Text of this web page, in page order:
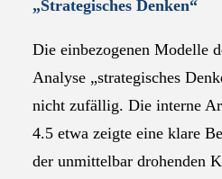
„Strategisches Denken“
Die einbezogenen Modelle
Analyse „strategisches
nicht zufällig. Die interne
4.5 etwa zeigte eine klare
der unmittelbar drohenden